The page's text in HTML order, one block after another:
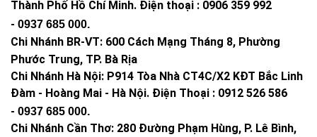
Thành Phố Hồ Chí Minh. Điện thoại : 0906 359 992
- 0937 685 000.
Chi Nhánh BR-VT: 600 Cách Mạng Tháng 8, Phường
Phước Trung, TP. Bà Rịa
Chi Nhánh Hà Nội: P914 Tòa Nhà CT4C/X2 KĐT Bắc Linh
Đàm - Hoàng Mai - Hà Nội. Điện Thoại : 0912 526 586
- 0937 685 000.
Chi Nhánh Cần Thơ: 280 Đường Phạm Hùng, P. Lê Bình,